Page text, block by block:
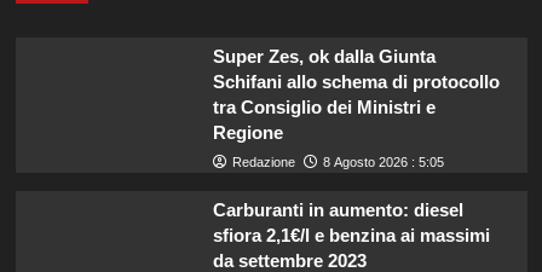
Super Zes, ok dalla Giunta
Schifani allo schema di protocollo
tra Consiglio dei Ministri e
Regione
Redazione 8 Agosto 2026 : 5:05
Carburanti in aumento: diesel
sfiora 2,1€/l e benzina ai massimi
da settembre 2023